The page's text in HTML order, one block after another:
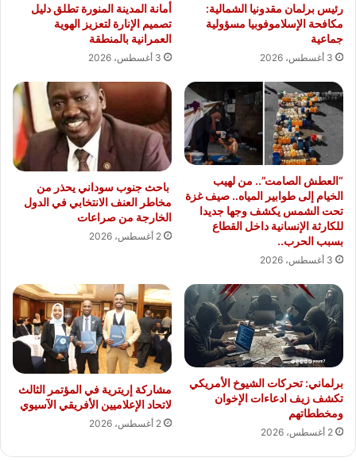
رئيس برلمان مقدونيا الشمالية:
مكافحة الإسلاموفوبيا مسؤولية
جماعية
3 أغسطس، 2026
أمانة المدينة المنورة تطلق دليل
تصميم الإنارة لتعزيز الهوية
العمرانية بالمنطقة
3 أغسطس، 2026
“العطش الصامت”.. من لهيب
الخيام إلى طوابير المياه.. صيف غزة
تحت الشمس يكشف وجها جديدا
للكارثة الإنسانية داخل القطاع
بسبب الحرب..
3 أغسطس، 2026
باحث جنوب سوداني يحذر من
مخاطر العنف الانتخابي في الدول
الخارجة من صراعات
2 أغسطس، 2026
برلماني: تحركات الشيوخ الأمريكي
تكشف زيف ادعاءات الإخوان
ومخططاتهم
2 أغسطس، 2026
مشاركة إريترية في المؤتمر الثالث
لاتحاد الإعلاميين الأفريقي الآسيوي
2 أغسطس، 2026